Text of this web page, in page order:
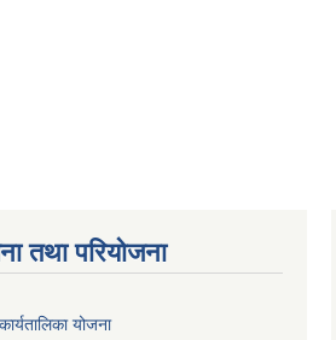
तथा परियोजना
योजना